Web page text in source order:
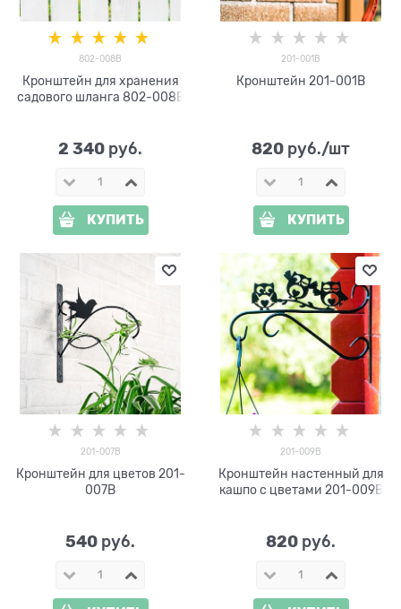
802-008B
Кронштейн для хранения
садового шланга 802-008B
2 340 руб.
КУПИТЬ
201-001B
Кронштейн 201-001B
820 руб./шт
КУПИТЬ
201-007B
Кронштейн для цветов 201-
007B
540 руб.
201-009B
Кронштейн настенный для
кашпо с цветами 201-009B
820 руб.